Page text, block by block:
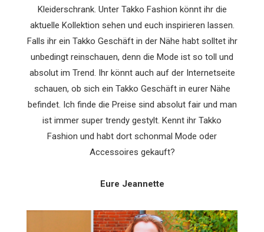
Kleiderschrank. Unter Takko Fashion könnt ihr die
aktuelle Kollektion sehen und euch inspirieren lassen.
Falls ihr ein Takko Geschäft in der Nähe habt solltet ihr
unbedingt reinschauen, denn die Mode ist so toll und
absolut im Trend. Ihr könnt auch auf der Internetseite
schauen, ob sich ein Takko Geschäft in eurer Nähe
befindet. Ich finde die Preise sind absolut fair und man
ist immer super trendy gestylt. Kennt ihr Takko
Fashion und habt dort schonmal Mode oder
Accessoires gekauft?
Eure Jeannette